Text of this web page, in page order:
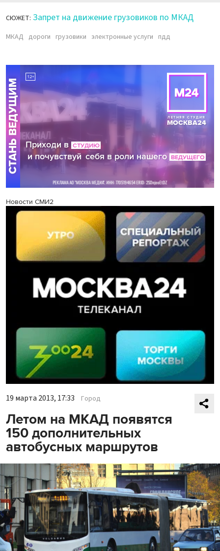
СЮЖЕТ: Запрет на движение грузовиков по МКАД
МКАД дороги грузовики электронные услуги пдд
Новости СМИ2
19 марта 2013, 17:33 Город
Летом на МКАД появятся
150 дополнительных
автобусных маршрутов